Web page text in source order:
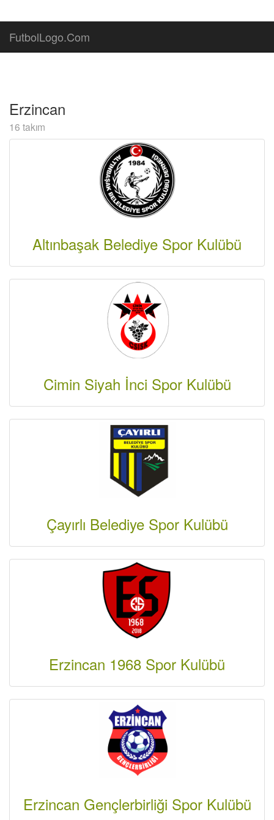
FutbolLogo.Com
Erzincan
16 takım
Altınbaşak Belediye Spor Kulübü
Cimin Siyah İnci Spor Kulübü
Çayırlı Belediye Spor Kulübü
Erzincan 1968 Spor Kulübü
Erzincan Gençlerbirliği Spor Kulübü